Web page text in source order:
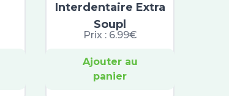
Interdentaire Extra
Soupl
Prix : 6.99€
Ajouter au
panier